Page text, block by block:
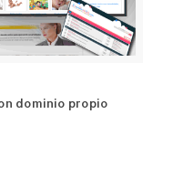
dominio propio